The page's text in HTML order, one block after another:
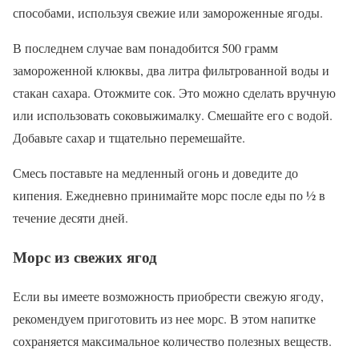
способами, используя свежие или замороженные ягоды.
В последнем случае вам понадобится 500 грамм
замороженной клюквы, два литра фильтрованной воды и
стакан сахара. Отожмите сок. Это можно сделать вручную
или использовать соковыжималку. Смешайте его с водой.
Добавьте сахар и тщательно перемешайте.
Смесь поставьте на медленный огонь и доведите до
кипения. Ежедневно принимайте морс после еды по ½ в
течение десяти дней.
Морс из свежих ягод
Если вы имеете возможность приобрести свежую ягоду,
рекомендуем приготовить из нее морс. В этом напитке
сохраняется максимальное количество полезных веществ.